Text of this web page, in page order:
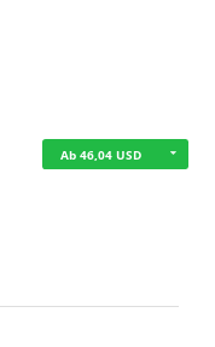
Ab 46,04 USD